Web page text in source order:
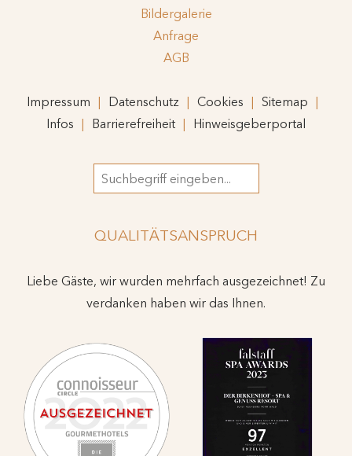
Bildergalerie
Anfrage
AGB
Impressum Datenschutz Cookies
Sitemap
Infos
Barrierefreiheit Hinweisgeberportal
Suchbegriff
QUALITÄTSANSPRUCH
Liebe Gäste, wir wurden mehrfach ausgezeichnet! Zu
verdanken haben wir das Ihnen.